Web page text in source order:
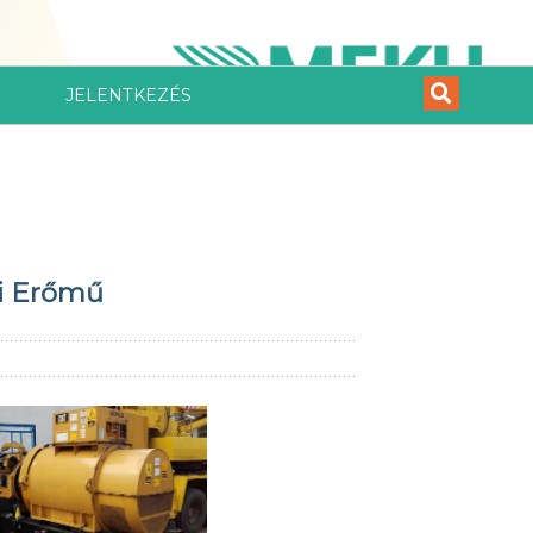
JELENTKEZÉS
Erőmű